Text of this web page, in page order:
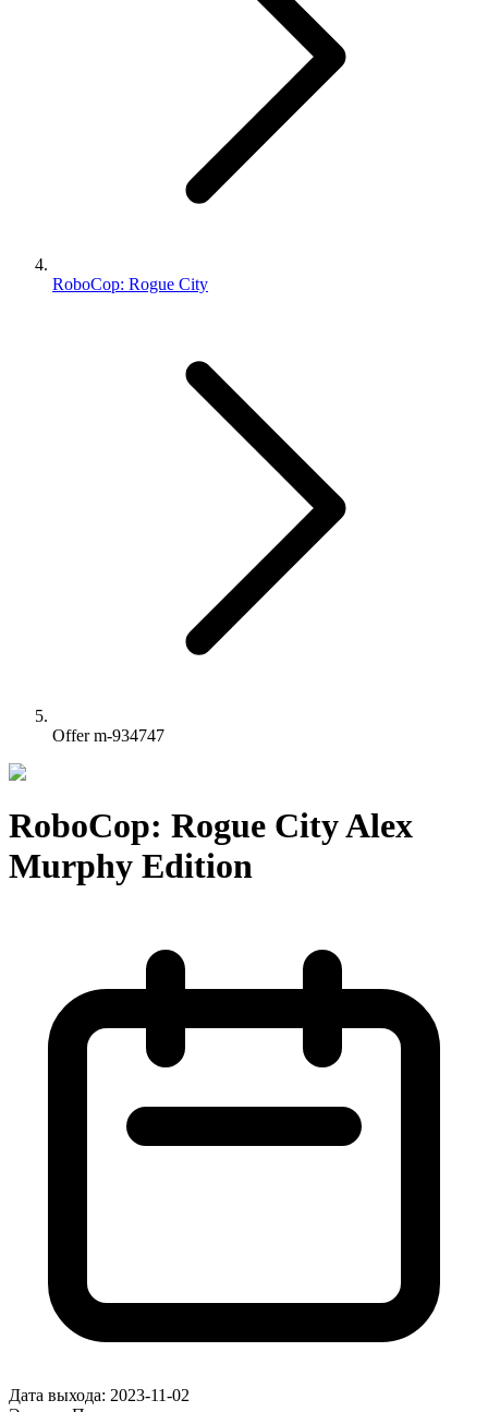
RoboCop: Rogue City
Offer m-934747
RoboCop: Rogue City Alex
Murphy Edition
Дата выхода: 2023-11-02